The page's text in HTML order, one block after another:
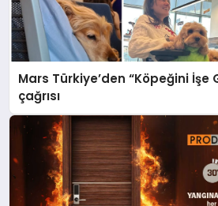
Mars Türkiye’den “Köpeğini İşe
çağrısı